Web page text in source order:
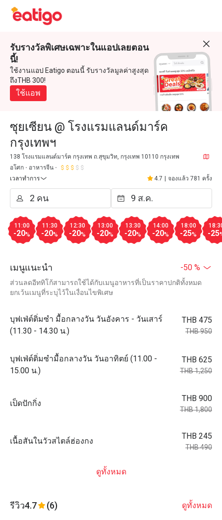
รับรางวัลพิเศษเฉพาะในแอปเลยตอน
นี้!
ใช้งานแอป Eatigo ตอนนี้ รับรางวัลมูลค่าสูงสุด
ถึงTHB 300!
ใช้แอพ
ซุยเซียน @ โรงแรมแลนด์มาร์ค
กรุงเทพฯ
138 โรงแรมแลนด์มาร์ค กรุงเทพ ถ.สุขุมวิท, กรุงเทพ 10110 กรุงเทพ
อโศก
อาหารจีน
เวลาทำการ
4.7 จองแล้ว 781 ครั้ง
11:00
-20%
11:30
-20%
12:30
-20%
13:00
-20%
13:30
-20%
14:00
-20%
18:00
-25% -25
เมนูแนะนำ -50 %
ส่วนลดอีททิโก้สามารถใช้ได้กับเมนูอาหารที่เป็นราคาปกติทั้งหมด
ยกเว้นเมนูที่ระบุไว้ในเงื่อนไขพิเศษ
บุฟเฟ่ต์ติ่มซำ มื้อกลางวัน วันอังคาร - วันเสาร์
(11.30 - 14.30 น.)
THB 475
THB 950
บุฟเฟ่ต์ติ่มซำมื้อกลางวัน วันอาทิตย์ (11.00 -
15.00 น.)
THB 625
THB 1,250
เป็ดปักกิ่ง
THB 900
THB 1,800
เนื้อสันในวัวสไตล์ฮ่องกง
THB 245
THB 490
ดูทั้งหมด
รีวิว4.7 (6) ดูทั้งหมด